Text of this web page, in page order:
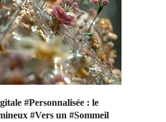
#Personnalisée : le
#Vers un #Sommeil